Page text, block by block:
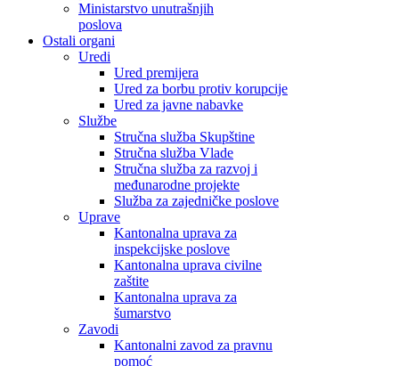
Ministarstvo unutrašnjih
poslova
Ostali organi
Uredi
Ured premijera
Ured za borbu protiv korupcije
Ured za javne nabavke
Službe
Stručna služba Skupštine
Stručna služba Vlade
Stručna služba za razvoj i
međunarodne projekte
Služba za zajedničke poslove
Uprave
Kantonalna uprava za
inspekcijske poslove
Kantonalna uprava civilne
zaštite
Kantonalna uprava za
šumarstvo
Zavodi
Kantonalni zavod za pravnu
pomoć